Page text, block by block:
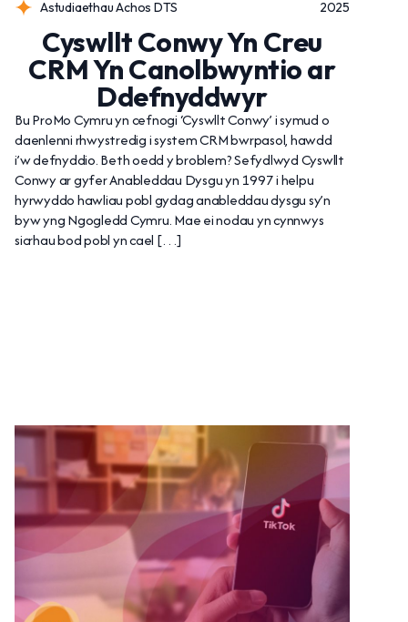
Astudiaethau Achos DTS
2025
Cyswllt Conwy Yn Creu
CRM Yn Canolbwyntio ar
Ddefnyddwyr
Bu ProMo Cymru yn cefnogi ‘Cyswllt Conwy’ i symud o
daenlenni rhwystredig i system CRM bwrpasol, hawdd
i’w defnyddio. Beth oedd y broblem? Sefydlwyd Cyswllt
Conwy ar gyfer Anableddau Dysgu yn 1997 i helpu
hyrwyddo hawliau pobl gydag anableddau dysgu sy’n
byw yng Ngogledd Cymru. Mae ei nodau yn cynnwys
sicrhau bod pobl yn cael […]